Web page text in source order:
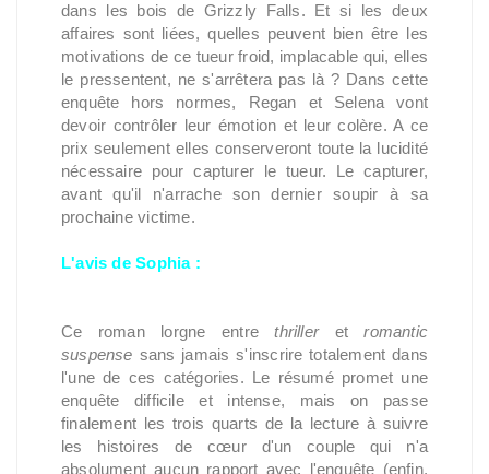
dans les bois de Grizzly Falls. Et si les deux
affaires sont liées, quelles peuvent bien être les
motivations de ce tueur froid, implacable qui, elles
le pressentent, ne s'arrêtera pas là ? Dans cette
enquête hors normes, Regan et Selena vont
devoir contrôler leur émotion et leur colère. A ce
prix seulement elles conserveront toute la lucidité
nécessaire pour capturer le tueur. Le capturer,
avant qu'il n'arrache son dernier soupir à sa
prochaine victime.
L'avis de Sophia :
Ce roman lorgne entrethriller etromantic
suspense sans jamais s'inscrire totalement dans
l'une de ces catégories. Le résumé promet une
enquête difficile et intense, mais on passe
finalement les trois quarts de la lecture à suivre
les histoires de cœur d'un couple qui n'a
absolument aucun rapport avec l'enquête (enfin,